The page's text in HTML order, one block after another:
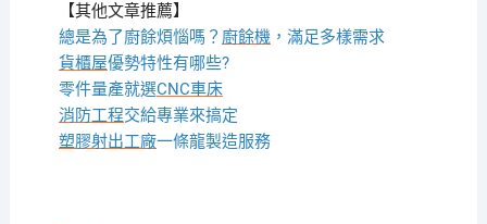
【其他文章推薦】
總是為了廚餘煩惱嗎？ 廚餘機，滿足多樣需求
貨櫃屋優勢特性有哪些?
零件量產就選CNC車床
消防工程交給專業來搞定
塑膠射出工廠一條龍製造服務